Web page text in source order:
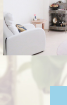
facebook